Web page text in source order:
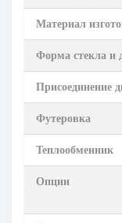
Материал
Форма стекла и
Присоединение
Футеровка
Теплообменник
Опции